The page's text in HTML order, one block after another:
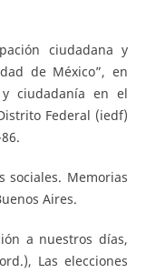
ciudadana y
de México”, en
y ciudadanía en el
Federal (iedf)
sociales. Memorias
Aires.
a nuestros días,
Las elecciones